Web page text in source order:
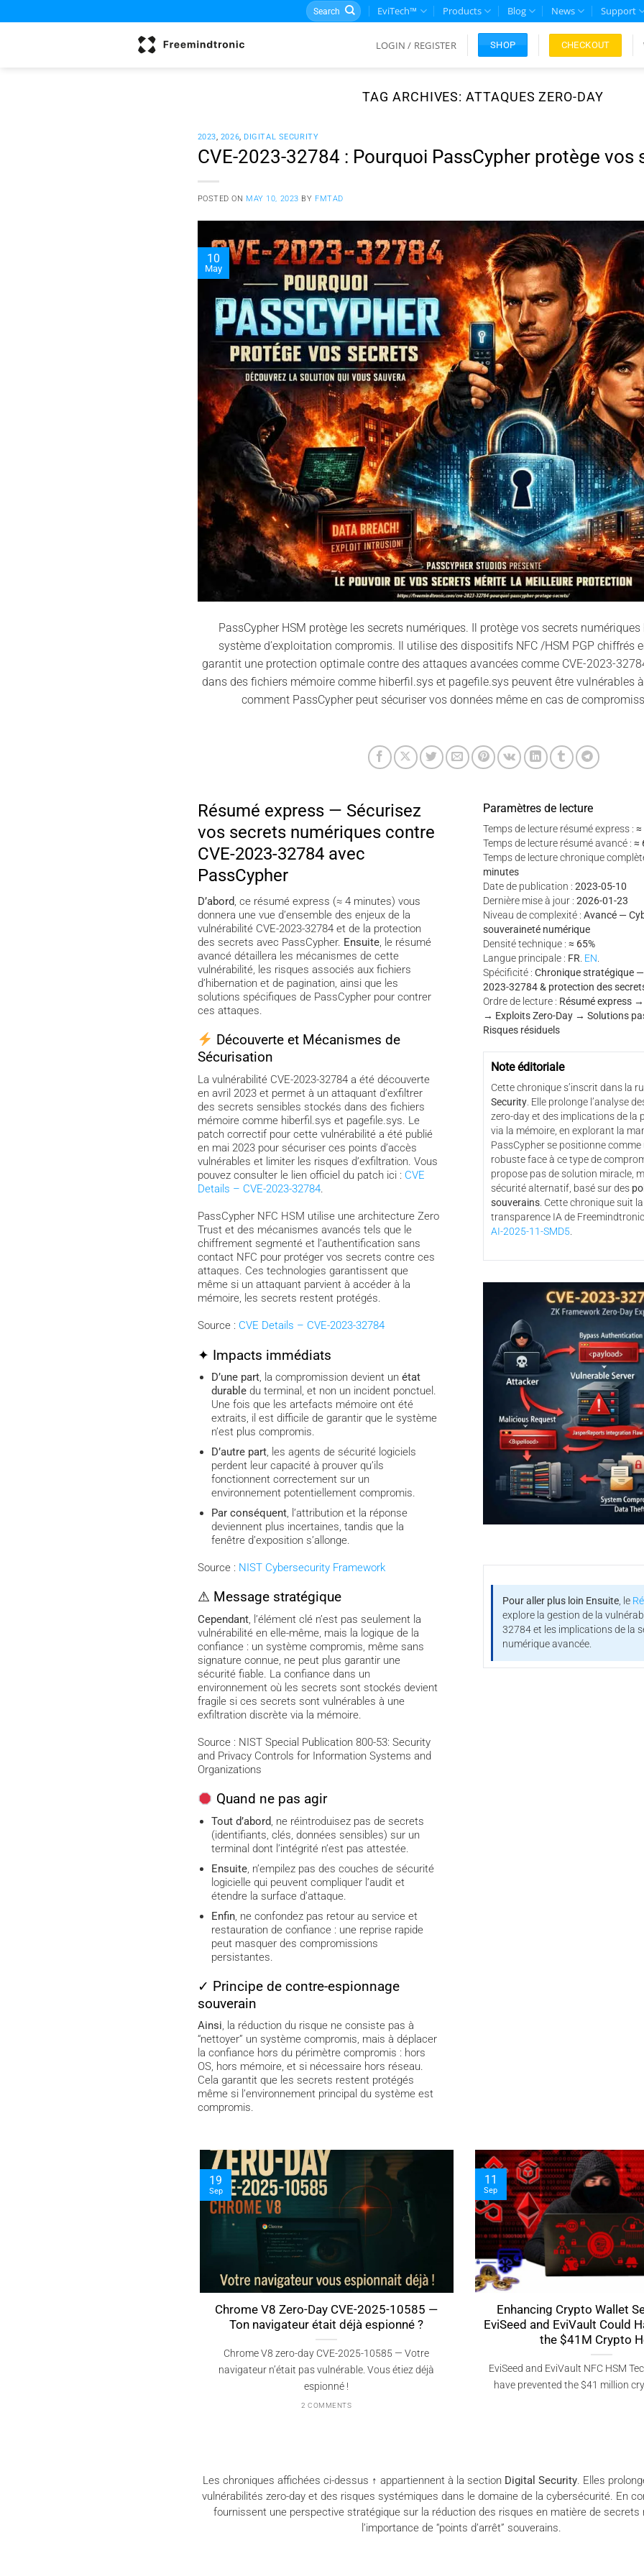
to
Search
for:
EviTech™ Products Blog News Support
LOGIN / REGISTER SHOP CHECKOUT
TAG ARCHIVES:ATTAQUES ZERO-DAY
2023, 2026, DIGITAL SECURITY
CVE-2023-32784 : Pourquoi PassCypher protège vos
POSTED ON MAY 10, 2023 BY FMTAD
10
May
PassCypher HSM protège les secrets numériques. Il protège vos secrets
système d’exploitation compromis. Il utilise des dispositifs NFC /HSM PGP chiffrés
garantit une protection optimale contre des attaques avancées comme CVE-2023-
dans des fichiers mémoire comme hiberfil.sys et pagefile.sys peuvent être vulnérables
comment PassCypher peut sécuriser vos données même en cas de
Résumé express — Sécurisez
vos secrets numériques contre
CVE-2023-32784 avec
PassCypher
D’abord, ce résumé express (≈ 4 minutes) vous
donnera une vue d’ensemble des enjeux de la
vulnérabilité CVE-2023-32784 et de la protection
des secrets avec PassCypher. Ensuite, le résumé
avancé détaillera les mécanismes de cette
vulnérabilité, les risques associés aux fichiers
d’hibernation et de pagination, ainsi que les
solutions spécifiques de PassCypher pour contrer
ces attaques.
Découverte et Mécanismes de
Sécurisation
La vulnérabilité CVE-2023-32784 a été découverte
en avril 2023 et permet à un attaquant d’exfiltrer
des secrets sensibles stockés dans des fichiers
mémoire comme hiberfil.sys et pagefile.sys. Le
patch correctif pour cette vulnérabilité a été publié
en mai 2023 pour sécuriser ces points d’accès
vulnérables et limiter les risques d’exfiltration. Vous
pouvez consulter le lien officiel du patch ici : CVE
Details – CVE-2023-32784.
PassCypher NFC HSM utilise une architecture Zero
Trust et des mécanismes avancés tels que le
chiffrement segmenté et l’authentification sans
contact NFC pour protéger vos secrets contre ces
attaques. Ces technologies garantissent que
même si un attaquant parvient à accéder à la
mémoire, les secrets restent protégés.
Source : CVE Details – CVE-2023-32784
✦ Impacts immédiats
D’une part, la compromission devient un état
durabledu terminal, et non un incident ponctuel.
Une fois que les artefacts mémoire ont été
extraits, il est difficile de garantir que le système
n’est plus compromis.
D’autre part, les agents de sécurité logiciels
perdent leur capacité à prouver qu’ils
fonctionnent correctement sur un
environnement potentiellement compromis.
Par conséquent, l’attribution et la réponse
deviennent plus incertaines, tandis que la
fenêtre d’exposition s’allonge.
Source : NIST Cybersecurity Framework
⚠ Message stratégique
Cependant, l’élément clé n’est pas seulement la
vulnérabilité en elle-même, mais la logique de la
confiance : un système compromis, même sans
signature connue, ne peut plus garantir une
sécurité fiable. La confiance dans un
environnement où les secrets sont stockés devient
fragile si ces secrets sont vulnérables à une
exfiltration discrète via la mémoire.
Source : NIST Special Publication 800-53: Security
and Privacy Controls for Information Systems and
Organizations
Quand ne pas agir
Tout d’abord, ne réintroduisez pas de secrets
(identifiants, clés, données sensibles) sur un
terminal dont l’intégrité n’est pas attestée.
Ensuite, n’empilez pas des couches de sécurité
logicielle qui peuvent compliquer l’audit et
étendre la surface d’attaque.
Enfin, ne confondez pas retour au service et
restauration de confiance : une reprise rapide
peut masquer des compromissions
persistantes.
✓ Principe de contre-espionnage
souverain
Ainsi, la réduction du risque ne consiste pas à
“nettoyer” un système compromis, mais à déplacer
la confiance hors du périmètre compromis : hors
OS, hors mémoire, et si nécessaire hors réseau.
Cela garantit que les secrets restent protégés
même si l’environnement principal du système est
compromis.
Paramètres de lecture
Temps de lecture résumé express : ≈
Temps de lecture résumé avancé : ≈
Temps de lecture chronique
minutes
Date de publication : 2023-05-10
Dernière mise à jour : 2026-01-23
Niveau de complexité : Avancé —
souveraineté numérique
Densité technique : ≈ 65%
Langue principale : FR. EN.
Spécificité : Chronique stratégique
2023-32784 & protection des
Ordre de lecture : Résumé express
→ Exploits Zero-Day → Solutions
Risques résiduels
Note éditoriale
Cette chronique s’inscrit dans la
Security. Elle prolonge l’analyse
zero-day et des implications de la
via la mémoire, en explorant la
PassCypher se positionne
robuste face à ce type de
propose pas de solution miracle,
sécurité alternatif, basé sur des
souverains. Cette chronique suit
transparence IA de
AI-2025-11-SMD5.
Pour aller plus loin Ensuite, le
explore la gestion de la
32784 et les implications de la
numérique avancée.
Enhancing Crypto Wallet Security: How
EviSeed and EviVault Could Have Prevented
the $41M Crypto Heist
EviSeed and EviVault NFC HSM Technologies could
have prevented the $41 million crypto theft by [...]
11
Sep
Quantum-Resistant
— PassCypher finalist,
2026 (FIDO-free,
Quantum-Resistant
(QRPM) — Best Cybersecurity
03
Nov
Les chroniques affichées ci-dessus ↑ appartiennent à la section Digital Security. Elles
vulnérabilités zero-day et des risques systémiques dans le domaine de la cybersécurité. En
fournissent une perspective stratégique sur la réduction des risques en matière de secrets
l’importance de “points d’arrêt” souverains.